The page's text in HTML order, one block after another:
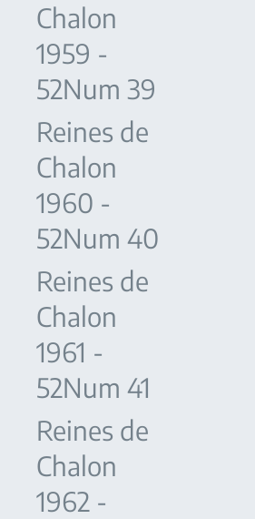
Chalon
1959 -
52Num 39
Reines de
Chalon
1960 -
52Num 40
Reines de
Chalon
1961 -
52Num 41
Reines de
Chalon
1962 -